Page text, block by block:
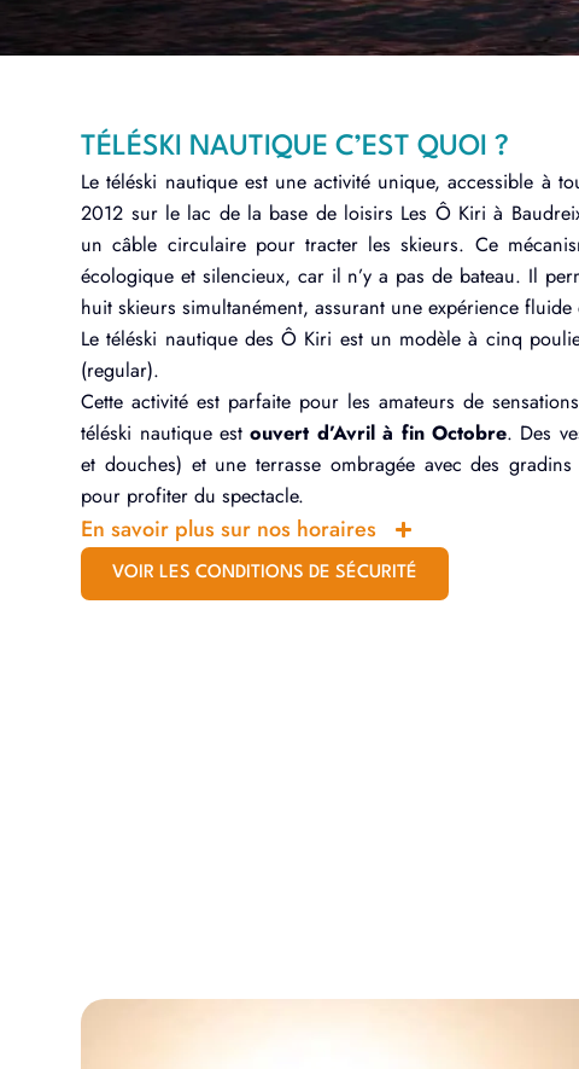
TÉLÉSKI NAUTIQUE C’EST QUOI ?
Le téléski nautique est une activité unique, accessible à
2012 sur le lac de la base de loisirs Les Ô Kiri à
un câble circulaire pour tracter les skieurs. Ce
écologique et silencieux, car il n’y a pas de bateau. Il
huit skieurs simultanément, assurant une expérience fluide
Le téléski nautique des Ô Kiri est un modèle à cinq
(regular).
Cette activité est parfaite pour les amateurs de
téléski nautique estouvert d’Avril à fin Octobre. Des
et douches) et une terrasse ombragée avec des
pour profiter du spectacle.
En savoir plus sur nos horaires
VOIR LES CONDITIONS DE SÉCURITÉ